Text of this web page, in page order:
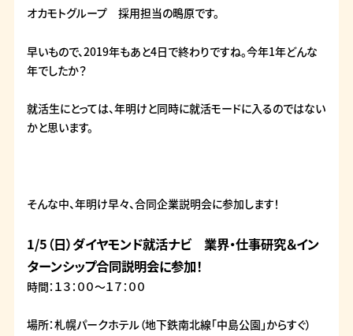
オカモトグループ 採用担当の鴫原です。
早いもので、2019年もあと4日で終わりですね。今年1年どんな
年でしたか？
就活生にとっては、年明けと同時に就活モードに入るのではない
かと思います。
そんな中、年明け早々、合同企業説明会に参加します！
1/5（日）ダイヤモンド就活ナビ 業界・仕事研究＆イン
ターンシップ合同説明会に参加！
時間：１３：００～１７：００
場所：札幌パークホテル（地下鉄南北線「中島公園」からすぐ）